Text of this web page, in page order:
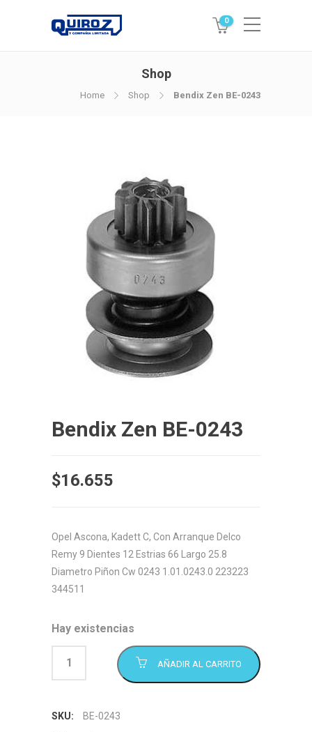
0
Shop
Home Shop Bendix Zen BE-0243
Bendix Zen BE-0243
$16.655
Opel Ascona, Kadett C, Con Arranque Delco
Remy 9 Dientes 12 Estrias 66 Largo 25.8
Diametro Piñon Cw 0243 1.01.0243.0 223223
344511
Hay existencias
AÑADIR AL CARRITO
SKU: BE-0243